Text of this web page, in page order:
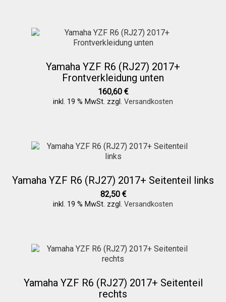
FAQs
Yamaha YZF R6 (RJ27) 2017+
Frontverkleidung unten
160,60 €
inkl. 19 % MwSt. zzgl. Versandkosten
Yamaha YZF R6 (RJ27) 2017+ Seitenteil links
82,50 €
inkl. 19 % MwSt. zzgl. Versandkosten
Yamaha YZF R6 (RJ27) 2017+ Seitenteil
rechts